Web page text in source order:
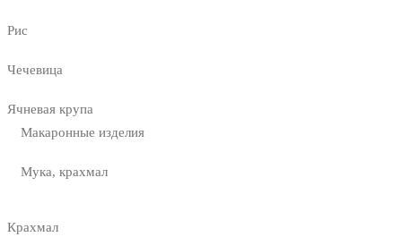
Рис
Чечевица
Ячневая крупа
Макаронные изделия
Мука, крахмал
Крахмал